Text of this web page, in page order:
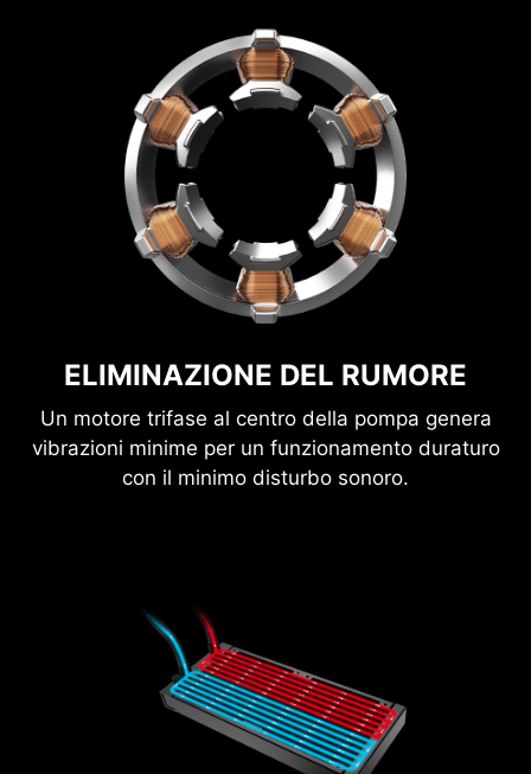
ELIMINAZIONE DEL RUMORE
Un motore trifase al centro della pompa genera
vibrazioni minime per un funzionamento duraturo
con il minimo disturbo sonoro.